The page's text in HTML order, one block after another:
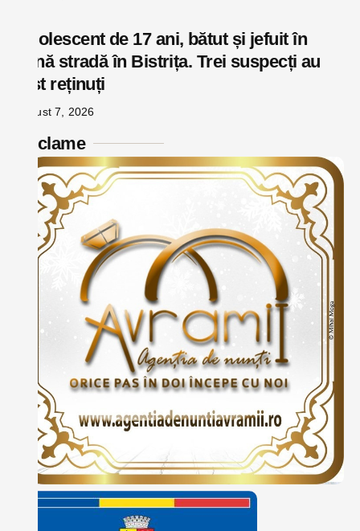
Adolescent de 17 ani, bătut și jefuit în
plină stradă în Bistrița. Trei suspecți au
fost reținuți
august 7, 2026
Reclame